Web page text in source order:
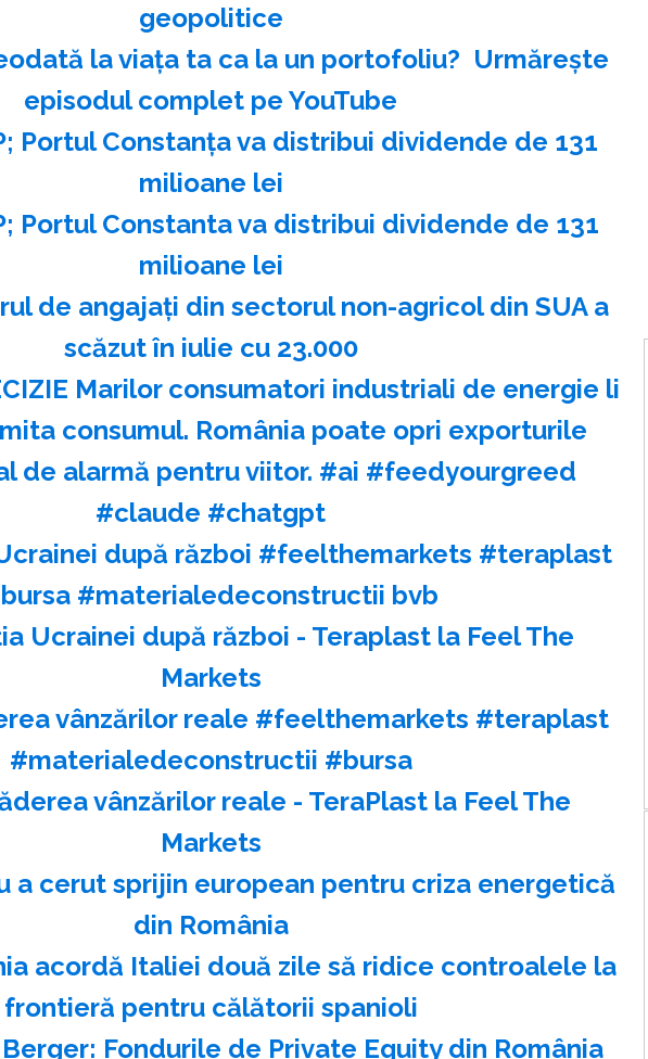
geopolitice
la viața ta ca la un portofoliu? ️ Urmărește
episodul complet pe YouTube
Portul Constanţa va distribui dividende de 131
milioane lei
Portul Constanta va distribui dividende de 131
milioane lei
de angajaţi din sectorul non-agricol din SUA a
scăzut în iulie cu 23.000
Marilor consumatori industriali de energie li
consumul. România poate opri exporturile
de alarmă pentru viitor. #ai #feedyourgreed
#claude #chatgpt
după război #feelthemarkets #teraplast
#materialedeconstructii bvb
Ucrainei după război - Teraplast la Feel The
Markets
vânzărilor reale #feelthemarkets #teraplast
#materialedeconstructii #bursa
vânzărilor reale - TeraPlast la Feel The
Markets
a cerut sprijin european pentru criza energetică
din România
acordă Italiei două zile să ridice controalele la
frontieră pentru călătorii spanioli
Fondurile de Private Equity din România